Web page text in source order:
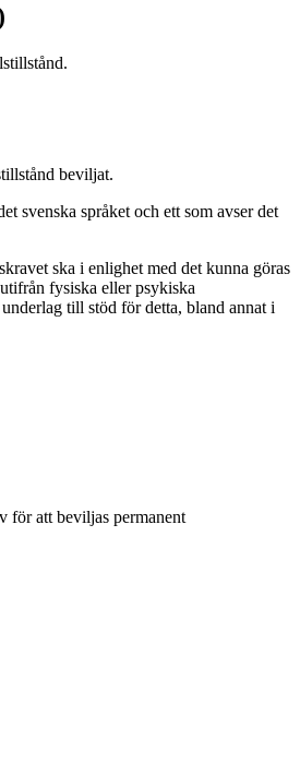
beviljat.
svenska språket och ett som avser det
ska i enlighet med det kunna göras
fysiska eller psykiska
till stöd för detta, bland annat i
för att beviljas permanent